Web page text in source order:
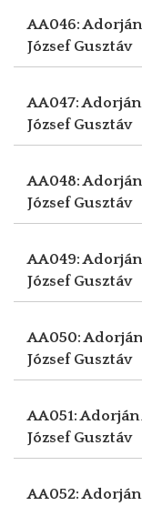
AA046:
József Gusztáv
AA047:
József Gusztáv
AA048:
József Gusztáv
AA049:
József Gusztáv
AA050:
József Gusztáv
AA051:
József Gusztáv
AA052: